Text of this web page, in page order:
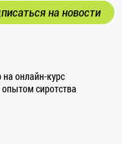
на новости
онлайн-курс
сиротства